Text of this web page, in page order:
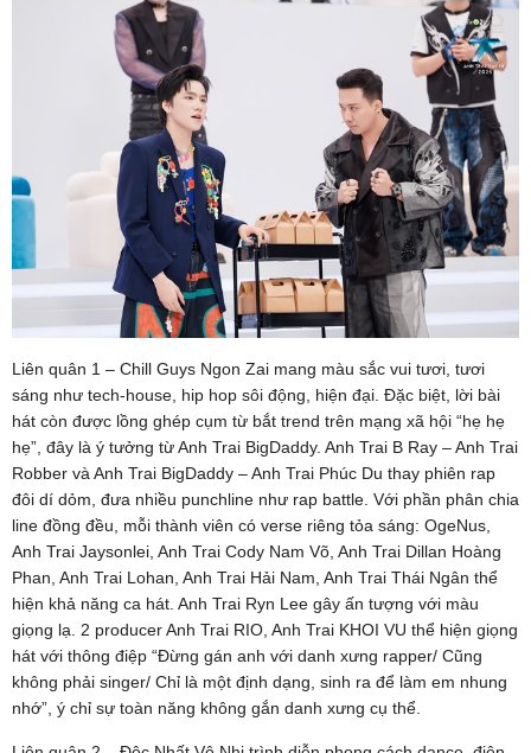
Liên quân 1 – Chill Guys Ngon Zai mang màu sắc vui tươi, tươi
sáng như tech-house, hip hop sôi động, hiện đại. Đặc biệt, lời bài
hát còn được lồng ghép cụm từ bắt trend trên mạng xã hội “hẹ hẹ
hẹ”, đây là ý tưởng từ Anh Trai BigDaddy. Anh Trai B Ray – Anh Trai
Robber và Anh Trai BigDaddy – Anh Trai Phúc Du thay phiên rap
đôi dí dỏm, đưa nhiều punchline như rap battle. Với phần phân chia
line đồng đều, mỗi thành viên có verse riêng tỏa sáng: OgeNus,
Anh Trai Jaysonlei, Anh Trai Cody Nam Võ, Anh Trai Dillan Hoàng
Phan, Anh Trai Lohan, Anh Trai Hải Nam, Anh Trai Thái Ngân thể
hiện khả năng ca hát. Anh Trai Ryn Lee gây ấn tượng với màu
giọng lạ. 2 producer Anh Trai RIO, Anh Trai KHOI VU thể hiện giọng
hát với thông điệp “Đừng gán anh với danh xưng rapper/ Cũng
không phải singer/ Chỉ là một định dạng, sinh ra để làm em nhung
nhớ”, ý chỉ sự toàn năng không gắn danh xưng cụ thể.